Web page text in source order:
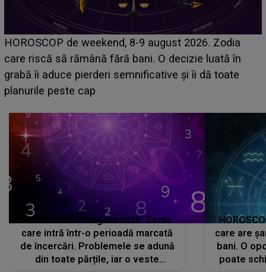
Emanuel a ținut ACEST DETALIU ASCUNS până
acum! În fața Alexandrei, concurentul din Casa Iubirii
face o MĂRTURISIRE NEAȘTEPTATĂ despre mama
sa: "I-am spus și ei în față, eu nu te iubesc pentru
HOROSCOP 7 august 2026. Zodia
care intră într-o perioadă marcată
de încercări. Problemele se adună
din toate părțile, iar o veste
care are
bani. O
poate